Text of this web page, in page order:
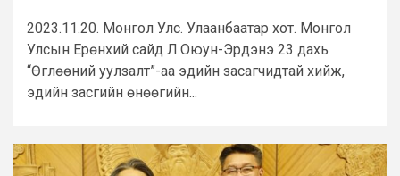
2023.11.20. Монгол Улс. Улаанбаатар хот. Монгол
Улсын Ерөнхий сайд Л.Оюун-Эрдэнэ 23 дахь
“Өглөөний уулзалт”-аа эдийн засагчидтай хийж,
эдийн засгийн өнөөгийн...